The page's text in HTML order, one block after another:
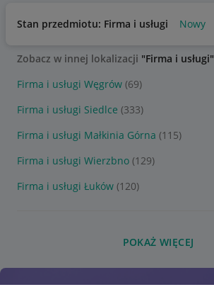
Stan przedmiotu: Firma i usługi Nowy
Zobacz w innej lokalizacji "Firma i usługi"
Firma i usługi Węgrów (69)
Firma i usługi Siedlce (333)
Firma i usługi Małkinia Górna (115)
Firma i usługi Wierzbno (129)
Firma i usługi Łuków (120)
POKAŻ WIĘCEJ